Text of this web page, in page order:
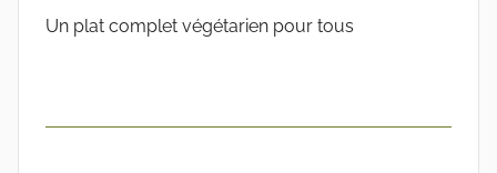
Un plat complet végétarien pour tous